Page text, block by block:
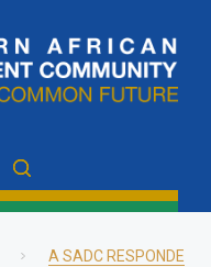
A SADC RESPONDE